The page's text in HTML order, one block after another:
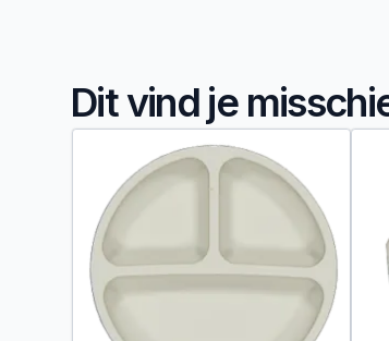
Dit vind je